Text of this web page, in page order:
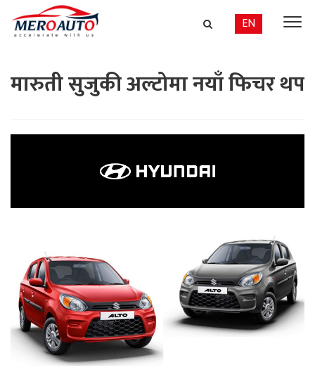
EN
मारुती सुजुकी अल्टोमा नयाँ फिचर थप